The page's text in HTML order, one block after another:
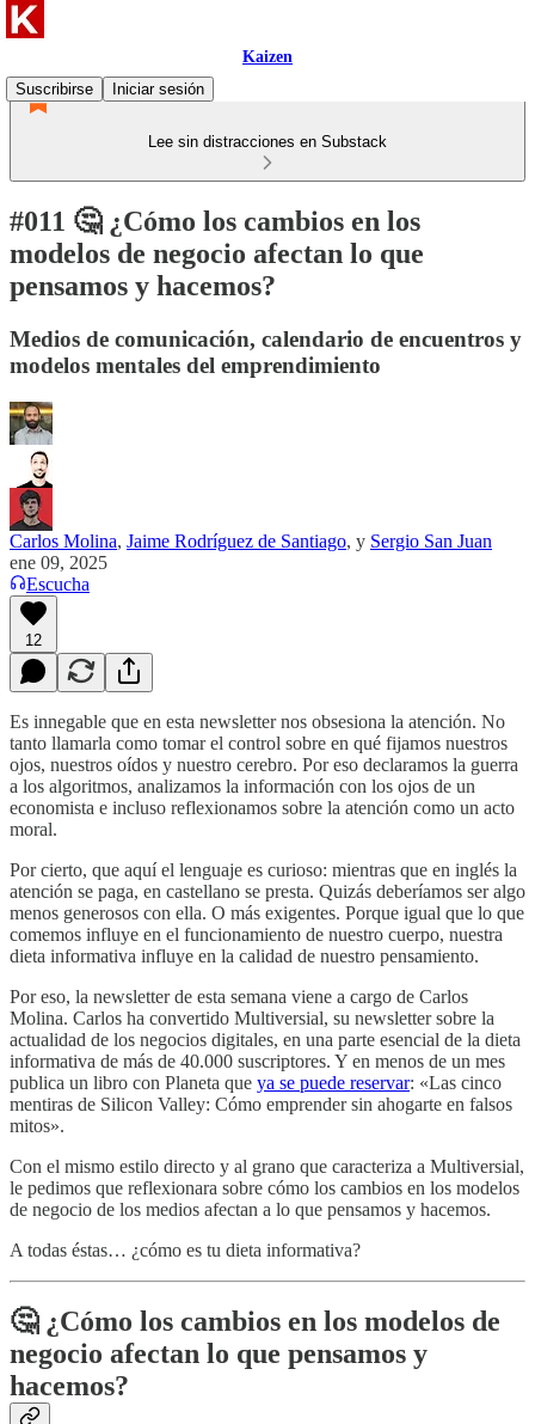
Kaizen
Suscribirse
Iniciar sesión
Lee sin distracciones en Substack
#011 🤔 ¿Cómo los cambios en los
modelos de negocio afectan lo que
pensamos y hacemos?
Medios de comunicación, calendario de encuentros y
modelos mentales del emprendimiento
Carlos Molina, Jaime Rodríguez de Santiago, y Sergio San Juan
ene 09, 2025
Escucha
12
Es innegable que en esta newsletter nos obsesiona la atención. No
tanto llamarla como tomar el control sobre en qué fijamos nuestros
ojos, nuestros oídos y nuestro cerebro. Por eso declaramos la guerra
a los algoritmos, analizamos la información con los ojos de un
economista e incluso reflexionamos sobre la atención como un acto
moral.
Por cierto, que aquí el lenguaje es curioso: mientras que en inglés la
atención se paga, en castellano se presta. Quizás deberíamos ser algo
menos generosos con ella. O más exigentes. Porque igual que lo que
comemos influye en el funcionamiento de nuestro cuerpo, nuestra
dieta informativa influye en la calidad de nuestro pensamiento.
Por eso, la newsletter de esta semana viene a cargo de Carlos
Molina. Carlos ha convertido Multiversial, su newsletter sobre la
actualidad de los negocios digitales, en una parte esencial de la dieta
informativa de más de 40.000 suscriptores. Y en menos de un mes
publica un libro con Planeta que ya se puede reservar: «Las cinco
mentiras de Silicon Valley: Cómo emprender sin ahogarte en falsos
mitos».
Con el mismo estilo directo y al grano que caracteriza a Multiversial,
le pedimos que reflexionara sobre cómo los cambios en los modelos
de negocio de los medios afectan a lo que pensamos y hacemos.
A todas éstas… ¿cómo es tu dieta informativa?
🤔 ¿Cómo los cambios en los modelos de
negocio afectan lo que pensamos y
hacemos?